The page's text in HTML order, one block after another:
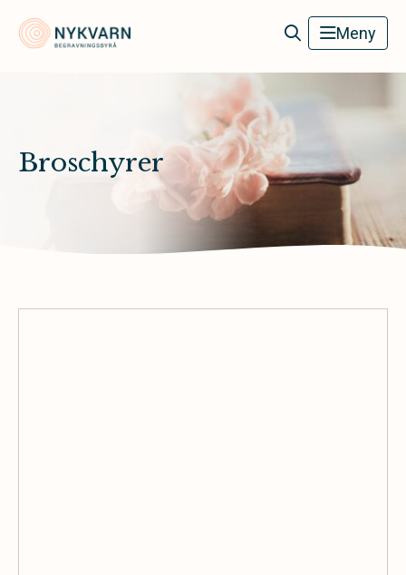
Nykvarn Begravningsbyrå Meny
Broschyrer